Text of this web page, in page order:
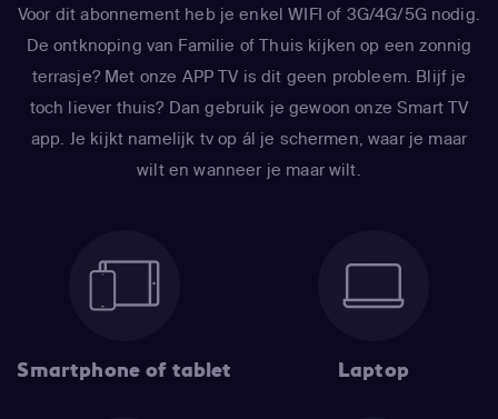
Voor dit abonnement heb je enkel WIFI of 3G/4G/5G nodig.
De ontknoping van Familie of Thuis kijken op een zonnig
terrasje? Met onze APP TV is dit geen probleem. Blijf je
toch liever thuis? Dan gebruik je gewoon onze Smart TV
app. Je kijkt namelijk tv op ál je schermen, waar je maar
wilt en wanneer je maar wilt.
Smartphone of tablet Laptop